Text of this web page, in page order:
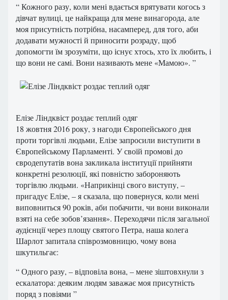
“ Кожного разу, коли мені вдається врятувати когось з
дівчат вулиці, це найкраща для мене винагорода, але
моя присутність потрібна, насамперед, для того, аби
додавати мужності й приносити розраду, щоб
допомогти їм зрозуміти, що існує хтось, хто їх любить, і
що вони не самі. Вони називають мене «Мамою». ”
Елізе Ліндквіст роздає теплий одяг
18 жовтня 2016 року, з нагоди Європейського дня
проти торгівлі людьми, Елізе запросили виступити в
Європейському Парламенті. У своїй промові до
євродепутатів вона закликала інституції прийняти
конкретні резолюції, які повністю забороняють
торгівлю людьми. «Наприкінці свого виступу, –
пригадує Елізе, – я сказала, що повернуся, коли мені
виповниться 90 років, аби побачити, чи вони виконали
взяті на себе зобов’язання». Переходячи після загальної
аудієнції через площу святого Петра, наша колега
Шарлот запитала співрозмовницю, чому вона
шкутильгає:
“ Одного разу, – відповіла вона, – мене зіштовхнули з
ескалатора: деяким людям заважає моя присутність
поряд з повіями ”